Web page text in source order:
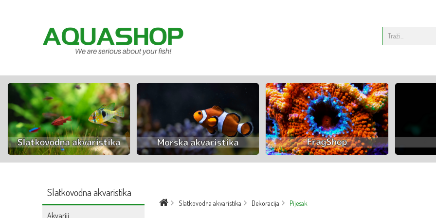
Slatkovodna akvaristika
Akvariji
Slatkovodna akvaristika Dekoracija Pijesak